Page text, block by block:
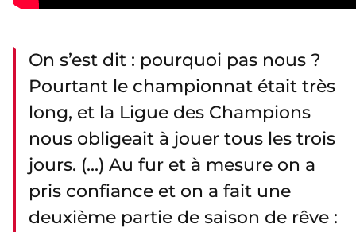
On s’est dit : pourquoi pas nous ?
Pourtant le championnat était très
long, et la Ligue des Champions
nous obligeait à jouer tous les trois
jours. (...) Au fur et à mesure on a
pris confiance et on a fait une
deuxième partie de saison de rêve :